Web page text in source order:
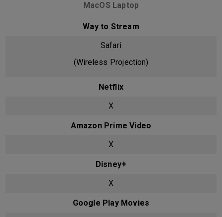
MacOS Laptop
Way to Stream
Safari
(Wireless Projection)
Netflix
X
Amazon Prime Video
X
Disney+
X
Google Play Movies